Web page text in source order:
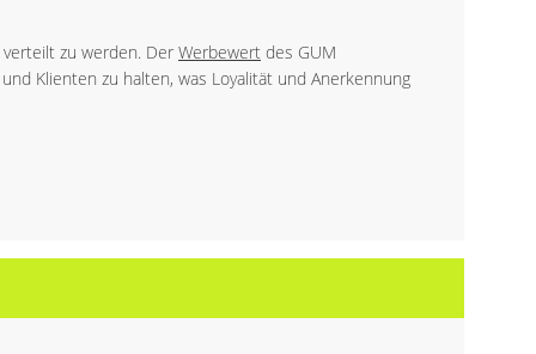
zu werden. Der Werbewert des GUM
Klienten zu halten, was Loyalität und Anerkennung